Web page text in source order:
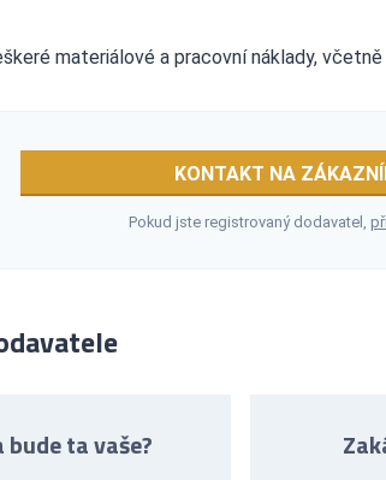
materiálové a pracovní náklady,
KONTAKT NA
Pokud jste registrovaný dodavatel,
bude ta vaše?